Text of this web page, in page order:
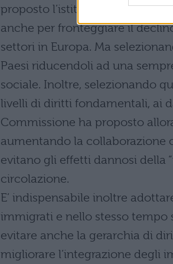
proposto l’istituzione di una
anche per fronteggiare il
settori in Europa. Ma
Paesi riducendoli ad una
sociale. Inoltre, selezionando
livelli di diritti fondamentali, ai
Commissione ha proposto
aumentando la collaborazione
evitano gli effetti dannosi della
circolazione.
E’ indispensabile inoltre
immigrati e nello stesso tempo
evitare anche la gerarchia di
migliorare l’integrazione degli